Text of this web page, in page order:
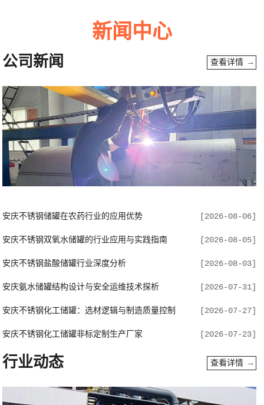
新闻中心
查看详情 →
公司新闻
安庆不锈钢储罐在农药行业的应用优势 [2026-08-06]
安庆不锈钢双氧水储罐的行业应用与实践指南 [2026-08-05]
安庆不锈钢盐酸储罐行业深度分析 [2026-08-03]
安庆氨水储罐结构设计与安全运维技术探析 [2026-07-31]
安庆不锈钢化工储罐：选材逻辑与制造质量控制 [2026-07-27]
安庆不锈钢化工储罐非标定制生产厂家 [2026-07-23]
查看详情 →
行业动态